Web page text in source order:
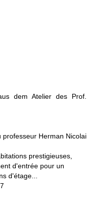
dem Atelier des Prof.
Herman Nicolai
prestigieuses,
d'entrée pour un
d'étage...